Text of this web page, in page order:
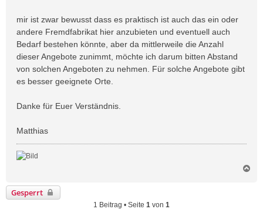
a
g
mir ist zwar bewusst dass es praktisch ist auch das ein oder
andere Fremdfabrikat hier anzubieten und eventuell auch
Bedarf bestehen könnte, aber da mittlerweile die Anzahl
dieser Angebote zunimmt, möchte ich darum bitten Abstand
von solchen Angeboten zu nehmen. Für solche Angebote gibt
es besser geeignete Orte.
Danke für Euer Verständnis.
Matthias
Gesperrt
1 Beitrag • Seite 1 von 1